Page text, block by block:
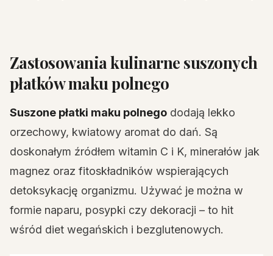
Zastosowania kulinarne suszonych
płatków maku polnego
Suszone płatki maku polnego dodają lekko
orzechowy, kwiatowy aromat do dań. Są
doskonałym źródłem witamin C i K, minerałów jak
magnez oraz fitoskładników wspierających
detoksykację organizmu. Używać je można w
formie naparu, posypki czy dekoracji – to hit
wśród diet wegańskich i bezglutenowych.